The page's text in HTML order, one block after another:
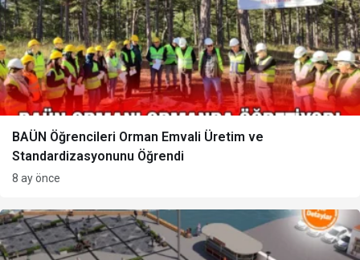
BAÜN Öğrencileri Orman Emvali Üretim ve
Standardizasyonunu Öğrendi
8 ay önce